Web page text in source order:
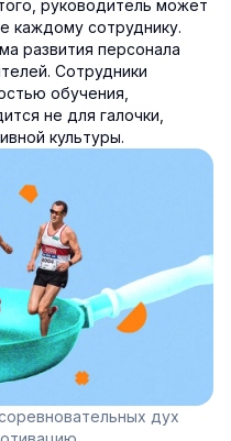
руководитель может
каждому сотруднику.
развития персонала
Сотрудники
обучения,
не для галочки,
культуры.
дух